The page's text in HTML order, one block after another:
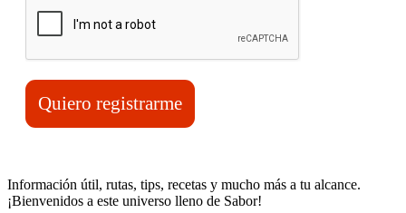
Quiero registrarme
Información útil, rutas, tips, recetas y mucho más a tu alcance.
¡Bienvenidos a este universo lleno de Sabor!